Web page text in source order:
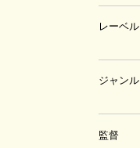
レーベル
ジャンル
監督